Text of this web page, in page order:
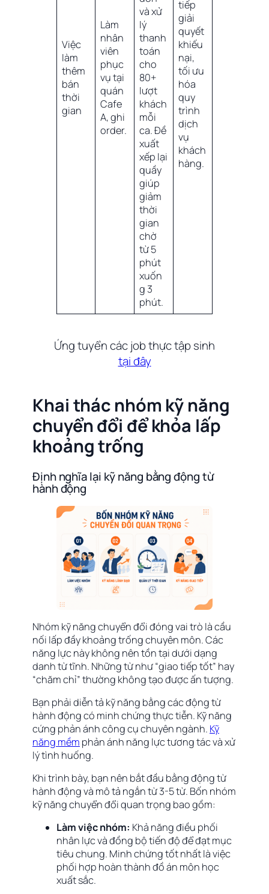
Việc
làm
thêm
bán
thời
gian
Làm
nhân
viên
phục
vụ tại
quán
Cafe
A, ghi
order.
và xử
lý
thanh
toán
cho
80+
lượt
khách
mỗi
ca. Đề
xuất
xếp lại
quầy
giúp
giảm
thời
gian
chờ
từ 5
phút
xuốn
g 3
phút.
tiếp
giải
quyết
khiếu
nại,
tối ưu
hóa
quy
trình
dịch
vụ
khách
hàng.
Ứng tuyển các job thực tập sinh
tại đây
Khai thác nhóm kỹ năng
chuyển đổi để khỏa lấp
khoảng trống
Định nghĩa lại kỹ năng bằng động từ
hành động
Nhóm kỹ năng chuyển đổi đóng vai trò là cầu
nối lấp đầy khoảng trống chuyên môn. Các
năng lực này không nên tồn tại dưới dạng
danh từ tĩnh. Những từ như “giao tiếp tốt” hay
“chăm chỉ” thường không tạo được ấn tượng.
Bạn phải diễn tả kỹ năng bằng các động từ
hành động có minh chứng thực tiễn. Kỹ năng
cứng phản ánh công cụ chuyên ngành. Kỹ
năng mềm phản ánh năng lực tương tác và xử
lý tình huống.
Khi trình bày, bạn nên bắt đầu bằng động từ
hành động và mô tả ngắn từ 3-5 từ. Bốn nhóm
kỹ năng chuyển đổi quan trọng bao gồm:
Làm việc nhóm: Khả năng điều phối
nhân lực và đồng bộ tiến độ để đạt mục
tiêu chung. Minh chứng tốt nhất là việc
phối hợp hoàn thành đồ án môn học
xuất sắc.